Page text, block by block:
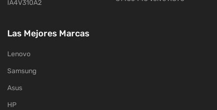
IA4V310A2
Las Mejores Marcas
Lenovo
Samsung
Asus
HP